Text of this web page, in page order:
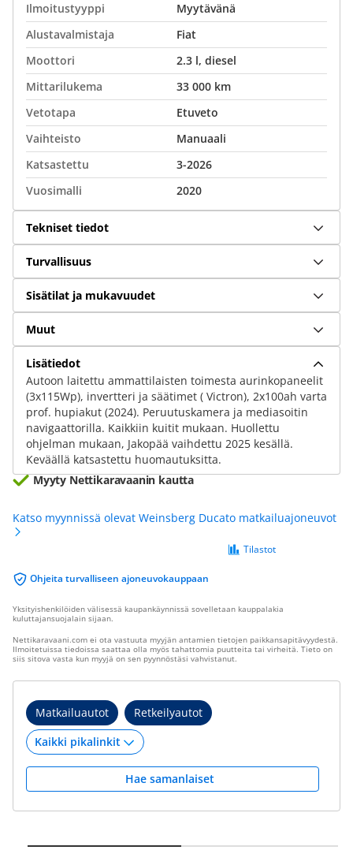
Ilmoitustyyppi
Myytävänä
Alustavalmistaja
Fiat
Moottori
2.3 l, diesel
Mittarilukema
33 000 km
Vetotapa
Etuveto
Vaihteisto
Manuaali
Katsastettu
3-2026
Vuosimalli
2020
Tekniset tiedot
Turvallisuus
Sisätilat ja mukavuudet
Muut
Lisätiedot
Autoon laitettu ammattilaisten toimesta aurinkopaneelit
(3x115Wp), invertteri ja säätimet ( Victron), 2x100ah varta
prof. hupiakut (2024). Peruutuskamera ja mediasoitin
navigaattorilla. Kaikkiin kuitit mukaan. Huollettu
ohjelman mukaan, Jakopää vaihdettu 2025 kesällä.
Keväällä katsastettu huomautuksitta.
Myyty Nettikaravaanin kautta
Katso myynnissä olevat Weinsberg Ducato matkailuajoneuvot
Ohjeita turvalliseen ajoneuvokauppaan
Tilastot
Yksityishenkilöiden välisessä kaupankäynnissä sovelletaan kauppalakia
kuluttajansuojalain sijaan.
Nettikaravaani.com ei ota vastuuta myyjän antamien tietojen paikkansapitävyydestä.
Ilmoitetuissa tiedoissa saattaa olla myös tahattomia puutteita tai virheitä. Tieto on
siis sitova vasta kun myyjä on sen pyynnöstäsi vahvistanut.
Matkailuautot Retkeilyautot
Hae samanlaiset